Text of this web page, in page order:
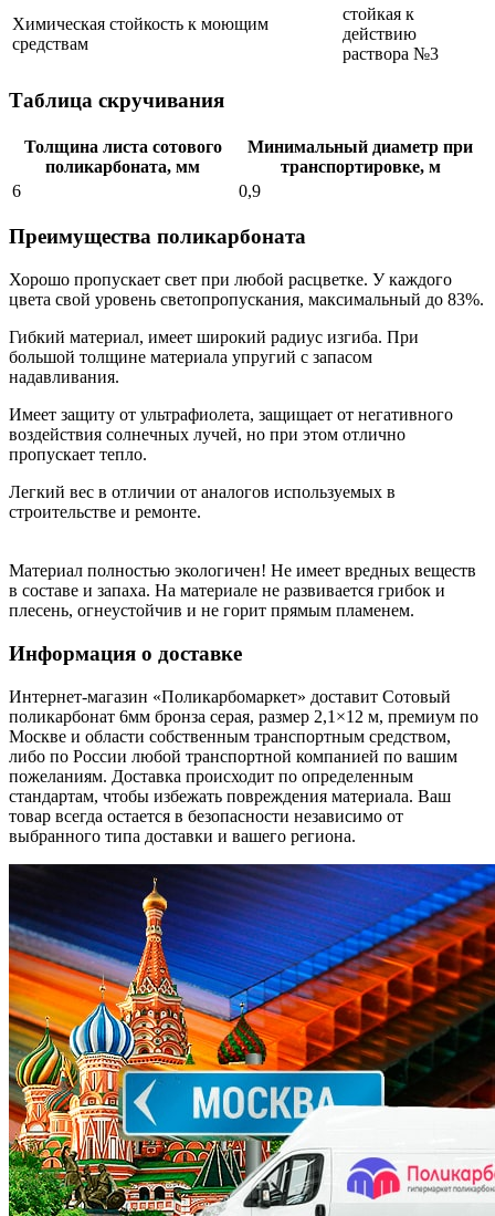
Химическая стойкость к моющим
средствам
стойкая к
действию
раствора №3
Таблица скручивания
Толщина листа сотового
поликарбоната, мм
Минимальный диаметр при
транспортировке, м
6
0,9
Преимущества поликарбоната
Хорошо пропускает свет при любой расцветке. У каждого
цвета свой уровень светопропускания, максимальный до 83%.
Гибкий материал, имеет широкий радиус изгиба. При
большой толщине материала упругий с запасом
надавливания.
Имеет защиту от ультрафиолета, защищает от негативного
воздействия солнечных лучей, но при этом отлично
пропускает тепло.
Легкий вес в отличии от аналогов используемых в
строительстве и ремонте.
Материал полностью экологичен! Не имеет вредных веществ
в составе и запаха. На материале не развивается грибок и
плесень, огнеустойчив и не горит прямым пламенем.
Информация о доставке
Интернет-магазин «Поликарбомаркет» доставит Сотовый
поликарбонат 6мм бронза серая, размер 2,1×12 м, премиум по
Москве и области собственным транспортным средством,
либо по России любой транспортной компанией по вашим
пожеланиям. Доставка происходит по определенным
стандартам, чтобы избежать повреждения материала. Ваш
товар всегда остается в безопасности независимо от
выбранного типа доставки и вашего региона.